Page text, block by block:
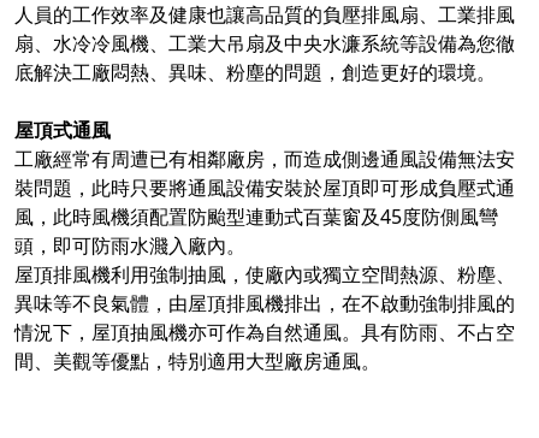
人員的工作效率及健康也讓高品質的負壓排風扇、工業排風
扇、水冷冷風機、工業大吊扇及中央水濂系統等設備為您徹
底解決工廠悶熱、異味、粉塵的問題，創造更好的環境。
屋頂式通風
工廠經常有周遭已有相鄰廠房，而造成側邊通風設備無法安
裝問題，此時只要將通風設備安裝於屋頂即可形成負壓式通
風，此時風機須配置防颱型連動式百葉窗及45度防側風彎
頭，即可防雨水濺入廠內。
屋頂排風機利用強制抽風，使廠內或獨立空間熱源、粉塵、
異味等不良氣體，由屋頂排風機排出，在不啟動強制排風的
情況下，屋頂抽風機亦可作為自然通風。具有防雨、不占空
間、美觀等優點，特別適用大型廠房通風。